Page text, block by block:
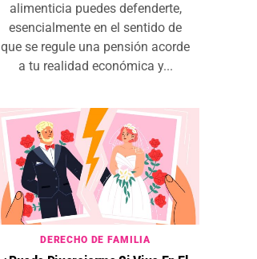
alimenticia puedes defenderte,
esencialmente en el sentido de
que se regule una pensión acorde
a tu realidad económica y...
DERECHO DE FAMILIA